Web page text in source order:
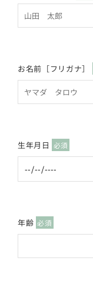
お名前［フリガナ］
生年月日 必須
年齢 必須